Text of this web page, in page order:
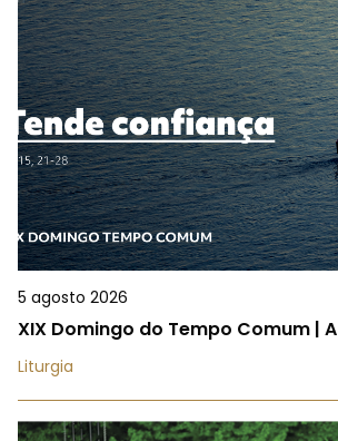
5 agosto 2026
XIX Domingo do Tempo Comum | A
Liturgia